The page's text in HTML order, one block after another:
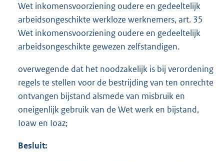
Wet inkomensvoorziening oudere en gedeeltelijk
arbeidsongeschikte werkloze werknemers, art. 35
Wet inkomensvoorziening oudere en gedeeltelijk
arbeidsongeschikte gewezen zelfstandigen.
overwegende dat het noodzakelijk is bij verordening
regels te stellen voor de bestrijding van ten onrechte
ontvangen bijstand alsmede van misbruik en
oneigenlijk gebruik van de Wet werk en bijstand,
Ioaw en Ioaz;
Besluit: